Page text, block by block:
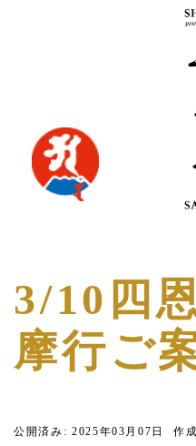
3/10四
摩行ご
公開済み: 2025年03月07日 作